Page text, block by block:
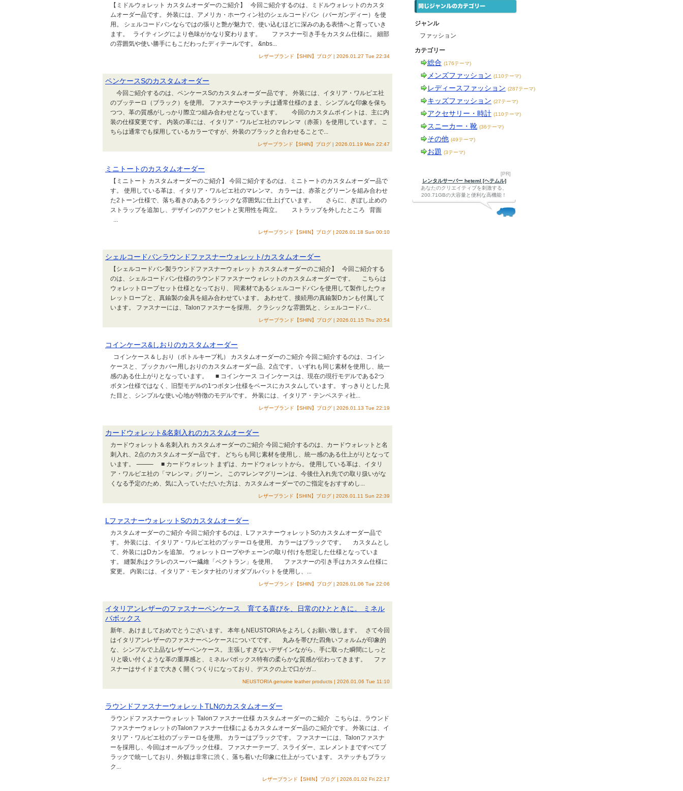
【ミドルウォレット カスタムオーダーのご紹介】 今回ご紹介するのは、ミドルウォレットのカスタ
ムオーダー品です。 外装には、アメリカ・ホーウィン社のシェルコードバン（バーガンディー）を使
用。 シェルコードバンならではの張りと艶が魅力で、使い込むほどに深みのある表情へと育っていき
ます。 ライティングにより色味がかなり変わります。 ファスナー引き手をカスタム仕様に。 細部
の雰囲気や使い勝手にもこだわったディテールです。 &nbs...
レザーブランド【SHIN】ブログ | 2026.01.27 Tue 22:34
ペンケースSのカスタムオーダー
今回ご紹介するのは、ペンケースSのカスタムオーダー品です。 外装には、イタリア・ワルピエ社
のブッテーロ（ブラック）を使用。 ファスナーやステッチは通常仕様のまま、シンプルな印象を保ち
つつ、革の質感がしっかり際立つ組み合わせとなっています。 今回のカスタムポイントは、主に内
装の仕様変更です。 内装の革には、イタリア・ワルピエ社のマレンマ（赤茶）を使用しています。 こ
ちらは通常でも採用しているカラーですが、外装のブラックと合わせることで...
レザーブランド【SHIN】ブログ | 2026.01.19 Mon 22:47
ミニトートのカスタムオーダー
【ミニトート カスタムオーダーのご紹介】 今回ご紹介するのは、ミニトートのカスタムオーダー品で
す。 使用している革は、イタリア・ワルピエ社のマレンマ。 カラーは、赤茶とグリーンを組み合わせ
た2トーン仕様で、落ち着きのあるクラシックな雰囲気に仕上げています。 さらに、ぎぼし止めの
ストラップを追加し、デザインのアクセントと実用性を両立。 ストラップを外したところ 背面
...
レザーブランド【SHIN】ブログ | 2026.01.18 Sun 00:10
シェルコードバンラウンドファスナーウォレット/カスタムオーダー
【シェルコードバン製ラウンドファスナーウォレット カスタムオーダーのご紹介】 今回ご紹介する
のは、シェルコードバン仕様のラウンドファスナーウォレットのカスタムオーダーです。 こちらは
ウォレットロープセット仕様となっており、 同素材であるシェルコードバンを使用して製作したウォ
レットロープと、真鍮製の金具を組み合わせています。 あわせて、接続用の真鍮製Dカンも付属して
います。 ファスナーには、Talonファスナーを採用。 クラシックな雰囲気と、シェルコードバ...
レザーブランド【SHIN】ブログ | 2026.01.15 Thu 20:54
コインケース&しおりのカスタムオーダー
コインケース＆しおり（ボトルキープ札） カスタムオーダーのご紹介 今回ご紹介するのは、コイン
ケースと、ブックカバー用しおりのカスタムオーダー品、2点です。 いずれも同じ素材を使用し、統一
感のある仕上がりとなっています。 ■ コインケース コインケースは、現在の現行モデルである2つ
ボタン仕様ではなく、旧型モデルの1つボタン仕様をベースにカスタムしています。 すっきりとした見
た目と、シンプルな使い心地が特徴のモデルです。 外装には、イタリア・テンペスティ社...
レザーブランド【SHIN】ブログ | 2026.01.13 Tue 22:19
カードウォレット&名刺入れのカスタムオーダー
カードウォレット＆名刺入れ カスタムオーダーのご紹介 今回ご紹介するのは、カードウォレットと名
刺入れ、2点のカスタムオーダー品です。 どちらも同じ素材を使用し、統一感のある仕上がりとなって
います。 ⸻ ■ カードウォレット まずは、カードウォレットから。 使用している革は、イタリ
ア・ワルピエ社の「マレンマ」グリーン。 このマレンマグリーンは、今後仕入れ先での取り扱いがな
くなる予定のため、気に入っていただいた方は、カスタムオーダーでのご指定をおすすめし...
レザーブランド【SHIN】ブログ | 2026.01.11 Sun 22:39
LファスナーウォレットSのカスタムオーダー
カスタムオーダーのご紹介 今回ご紹介するのは、LファスナーウォレットSのカスタムオーダー品で
す。 外装には、イタリア・ワルピエ社のブッテーロを使用。 カラーはブラックです。 カスタムとし
て、外装にはDカンを追加。 ウォレットロープやチェーンの取り付けを想定した仕様となっていま
す。 縫製糸はクラレのスーパー繊維「ベクトラン」を使用。 ファスナーの引き手はカスタム仕様に
変更。 内装には、イタリア・モンタナ社のリオダブルバットを使用し、...
レザーブランド【SHIN】ブログ | 2026.01.06 Tue 22:06
イタリアンレザーのファスナーペンケース 育てる喜びを、日常のひとときに。 ミネル
バボックス
新年、あけましておめでとうございます。 本年もNEUSTORIAをよろしくお願い致します。 さて今回
はイタリアンレザーのファスナーペンケースについてです。 丸みを帯びた四角いフォルムが印象的
な、シンプルで上品なレザーペンケース。 主張しすぎないデザインながら、手に取った瞬間にしっと
りと吸い付くような革の重厚感と、ミネルバボックス特有の柔らかな質感が伝わってきます。 ファ
スナーはサイドまで大きく開くつくりになっており、デスクの上で口がガ...
NEUSTORIA genuine leather products | 2026.01.06 Tue 11:10
ラウンドファスナーウォレットTLNのカスタムオーダー
ラウンドファスナーウォレット Talonファスナー仕様 カスタムオーダーのご紹介 こちらは、ラウンド
ファスナーウォレットのTalonファスナー仕様によるカスタムオーダー品のご紹介です。 外装には、イ
タリア・ワルピエ社のブッテーロを使用。 カラーはブラックです。 ファスナーには、Talonファスナ
ーを採用し、今回はオールブラック仕様。 ファスナーテープ、スライダー、エレメントまですべてブ
ラックで統一しており、外観は非常に渋く、落ち着いた印象に仕上がっています。 ステッチもブラッ
ク...
レザーブランド【SHIN】ブログ | 2026.01.02 Fri 22:17
ジャンル
ファッション
カテゴリー
総合 (176テーマ)
メンズファッション (110テーマ)
レディースファッション (287テーマ)
キッズファッション (27テーマ)
アクセサリー・時計 (110テーマ)
スニーカー・靴 (36テーマ)
その他 (49テーマ)
お題 (3テーマ)
[PR]
レンタルサーバー heteml [ヘテムル]
あなたのクリエイティブを刺激する、
200.71GBの大容量と便利な高機能！